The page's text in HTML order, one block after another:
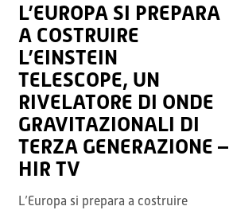
L’EUROPA SI PREPARA
A COSTRUIRE
L’EINSTEIN
TELESCOPE, UN
RIVELATORE DI ONDE
GRAVITAZIONALI DI
TERZA GENERAZIONE –
HIR TV
L’Europa si prepara a costruire